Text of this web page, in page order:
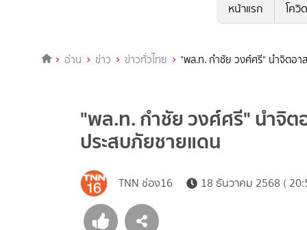
หน้าแรก โควิ
อ่าน ข่าว ข่าวทั่วไทย "พล.ท. กำชัย วงศ์ศรี" นำจิตอา
"พล.ท. กำชัย วงศ์ศรี" นำจิต
ประสบภัยชายแดน
TNN ช่อง16 18 ธันวาคม 2568 (